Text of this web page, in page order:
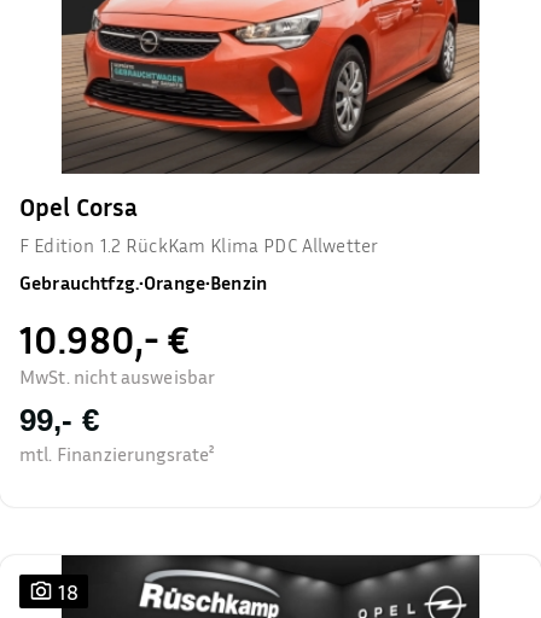
Opel Corsa
F Edition 1.2 RückKam Klima PDC Allwetter
Gebrauchtfzg.•Orange•Benzin
10.980,- €
MwSt. nicht ausweisbar
99,- €
mtl. Finanzierungsrate²
18